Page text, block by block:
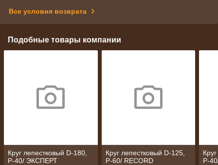
Все условия возврата
Подобные товары компании
Круг лепестковый D-180,
P-40/ ЭКСПЕРТ
Круг лепестковый D-125,
P-60/ RECORD
P-